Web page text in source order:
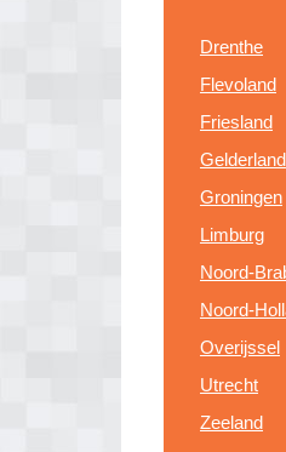
Drenthe
Flevoland
Friesland
Gelderland
Groningen
Limburg
Noord-
Noord-
Overijssel
Utrecht
Zeeland